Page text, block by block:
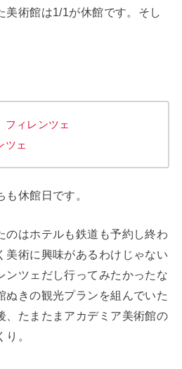
美術館は1/1が休館です。そし
ィレンツェ
ツェ
休館日です。
はホテルも鉄道も予約し終わ
美術に興味があるわけじゃない
ンツェだし行ってみたかったな
きの観光プランを組んでいた
、たまたまアカデミア美術館の
。